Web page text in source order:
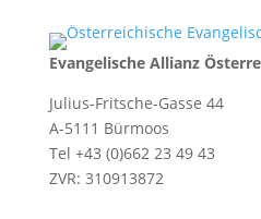
Evangelische Allianz
Julius-Fritsche-Gasse 44
A-5111 Bürmoos
Tel +43 (0)662 23 49 43
ZVR: 310913872